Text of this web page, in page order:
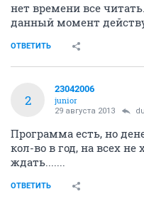
нет времени все
данный момент
ОТВЕТИТЬ
2
23042006
junior
29 августа 2013
Программа есть, но
кол-во в год, на всех не
ждать.......
ОТВЕТИТЬ